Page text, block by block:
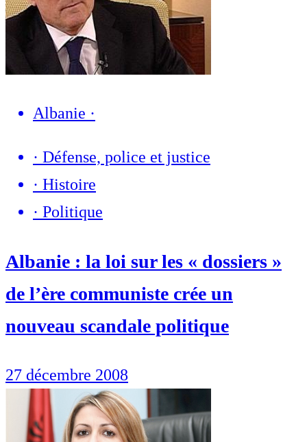
Albanie ·
· Défense, police et justice
· Histoire
· Politique
Albanie : la loi sur les « dossiers »
de l’ère communiste crée un
nouveau scandale politique
27 décembre 2008